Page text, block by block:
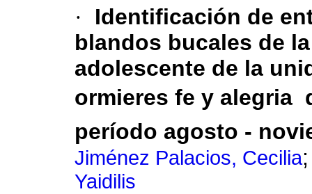
· Identificación de
blandos bucales de
adolescente de la
ormieres fe y
período agosto -
Jiménez Palacios, Cecilia
Yaidilis